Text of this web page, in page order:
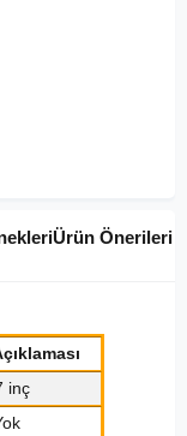
Ürün Önerileri
inç